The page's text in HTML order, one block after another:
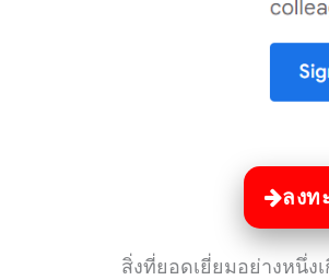
ลงท
สิ่งที่ยอดเยี่ยมอย่างหนึ่